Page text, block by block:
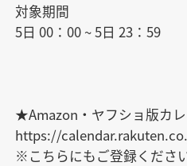
対象期間
5日 00：00 ~ 5日 23：59
★Amazon・ヤフショ版カ
https://
※こちらにもご登録くださ